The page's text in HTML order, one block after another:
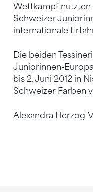
Wettkampf nutzten
Schweizer
internationale
Die beiden
Juniorinnen-
bis 2. Juni 2012 in
Schweizer Farben
Alexandra Herzog-